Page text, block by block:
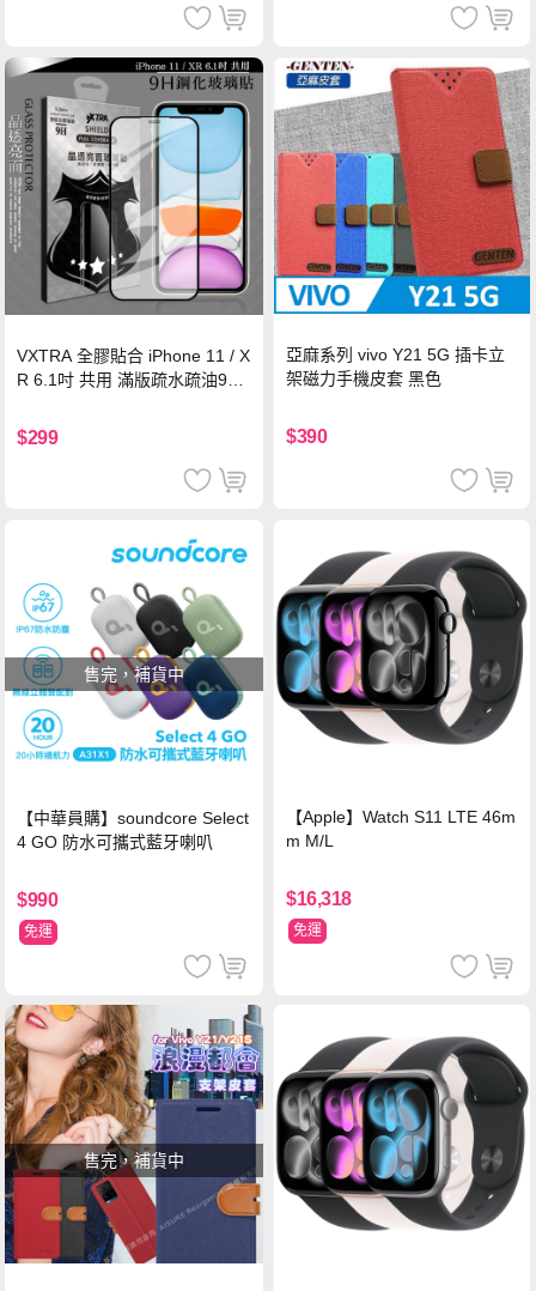
VXTRA 全膠貼合 iPhone 11 / X
R 6.1吋 共用 滿版疏水疏油9H
$299
亞麻系列 vivo Y21 5G 插卡立
架磁力手機皮套 黑色
$390
售完，補貨中
【中華員購】soundcore Select
4 GO 防水可攜式藍牙喇叭
$990
免運
【Apple】Watch S11 LTE 46m
m M/L
$16,318
免運
售完，補貨中